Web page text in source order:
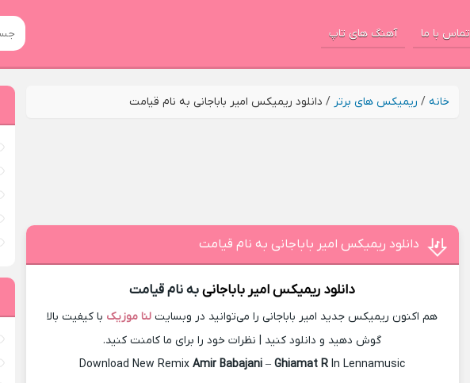
تماس با ما آهنگ های تاپ
خانه / ریمیکس های برتر / دانلود ریمیکس امیر باباجانی به نام قیامت
دانلود ریمیکس امیر باباجانی به نام قیامت
دانلود ریمیکس امیر باباجانیبه نام قیامت
هم اکنون ریمیکس جدید امیر باباجانی را می‌توانید در وبسایت لنا موزیک با کیفیت بالا
گوش دهید و دانلود کنید | نظرات خود را برای ما کامنت کنید.
Download New RemixAmir Babajani –Ghiamat R In Lennamusic